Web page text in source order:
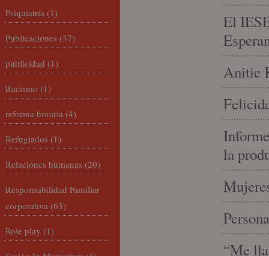
El
Anitie
la
“Me
Psiquiatría (1)
Publicaciones (37)
publicidad (1)
Racismo (1)
reforma horaria (4)
Refugiados (1)
Relaciones humanas (20)
Responsabilidad Familiar
corporativa (63)
Role play (1)